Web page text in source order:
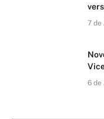
7 de
6 de